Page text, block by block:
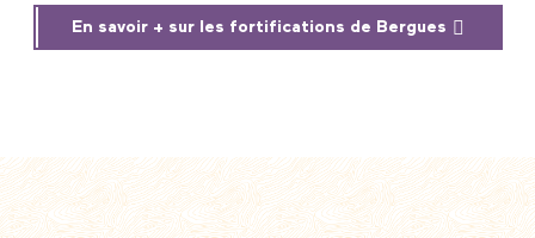
En savoir + sur les fortifications de Bergues